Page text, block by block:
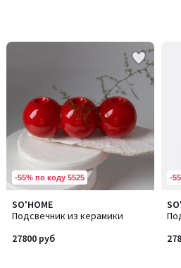
-55% по коду 5525
SO'HOME
Подсвечник из керамики
27800 руб
-